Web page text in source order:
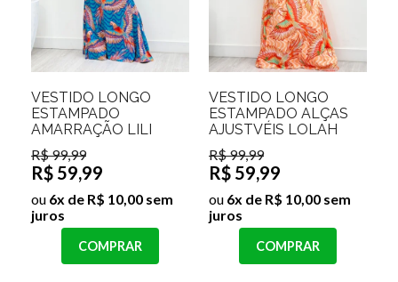
VESTIDO LONGO
ESTAMPADO
AMARRAÇÃO LILI
R$ 99,99
R$ 59,99
ou 6x de R$ 10,00 sem
juros
COMPRAR
VESTIDO LONGO
ESTAMPADO ALÇAS
AJUSTVÉIS LOLAH
R$ 99,99
R$ 59,99
ou 6x de R$ 10,00 sem
juros
COMPRAR